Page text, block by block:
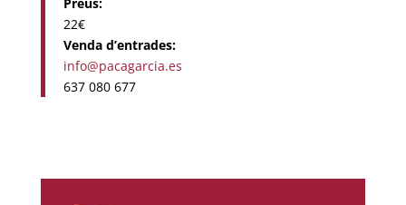
22€
Venda d’entrades:
info@pacagarcia.es
637 080 677